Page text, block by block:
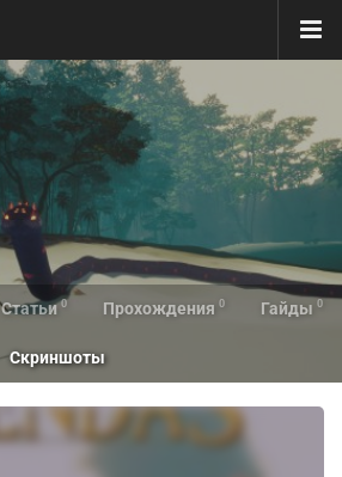
Статьи 0 Прохождения 0 Гайды 0
Скриншоты